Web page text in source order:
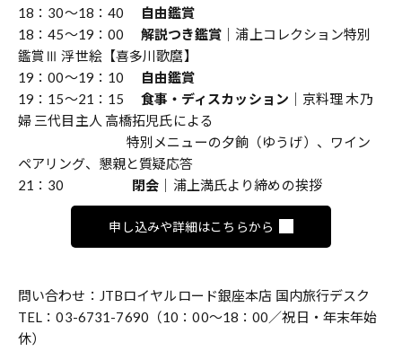
18：30〜18：40
自由鑑賞
18：45〜19：00 解説つき鑑賞 ｜浦上コレクション特別
鑑賞Ⅲ 浮世絵【喜多川歌麿】
19：00〜19：10
自由鑑賞
19：15〜21：15 食事・ディスカッション ｜京料理 木乃
婦 三代目主人 高橋拓児氏による
特別メニューの夕餉（ゆうげ）、ワイン
ペアリング、懇親と質疑応答
21：30 閉会 ｜浦上満氏より締めの挨拶
申し込みや詳細はこちらから
問い合わせ：JTBロイヤルロード銀座本店 国内旅行デスク
TEL：03-6731-7690（10：00〜18：00／祝日・年末年始
休）